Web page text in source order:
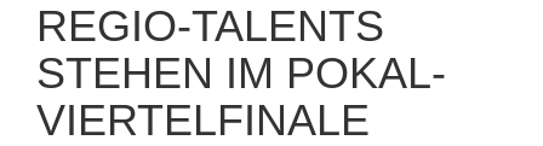
REGIO-TALENTS
STEHEN IM POKAL-
VIERTELFINALE